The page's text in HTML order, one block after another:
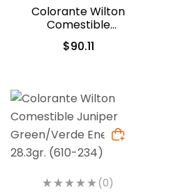
Colorante Wilton
Comestible
Violeta/Violet 28.3gr.
(04-0-0034)
$90.11
(0)